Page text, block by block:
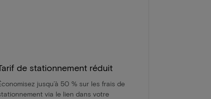
de stationnement réduit
jusqu’à 50 % sur les frais de
via le lien dans votre